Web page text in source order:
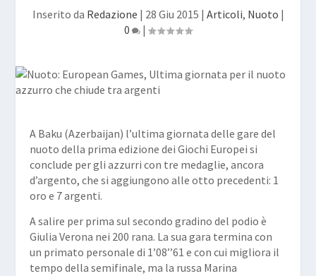
Inserito da Redazione | 28 Giu 2015 | Articoli, Nuoto |
0
|
A Baku (Azerbaijan) l’ultima giornata delle gare del
nuoto della prima edizione dei Giochi Europei si
conclude per gli azzurri con tre medaglie, ancora
d’argento, che si aggiungono alle otto precedenti: 1
oro e 7 argenti.
A salire per prima sul secondo gradino del podio è
Giulia Verona nei 200 rana. La sua gara termina con
un primato personale di 1’08’’61 e con cui migliora il
tempo della semifinale, ma la russa Marina